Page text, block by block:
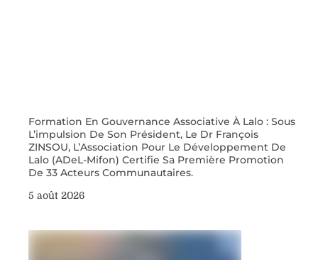
Formation En Gouvernance Associative À Lalo : Sous
L’impulsion De Son Président, Le Dr François
ZINSOU, L’Association Pour Le Développement De
Lalo (ADeL-Mifon) Certifie Sa Première Promotion
De 33 Acteurs Communautaires.
5 août 2026